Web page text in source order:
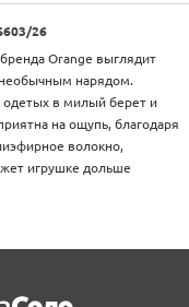
26
Orange выглядит
нарядом.
одетых в милый берет и
на ощупь, благодаря
волокно,
игрушке дольше